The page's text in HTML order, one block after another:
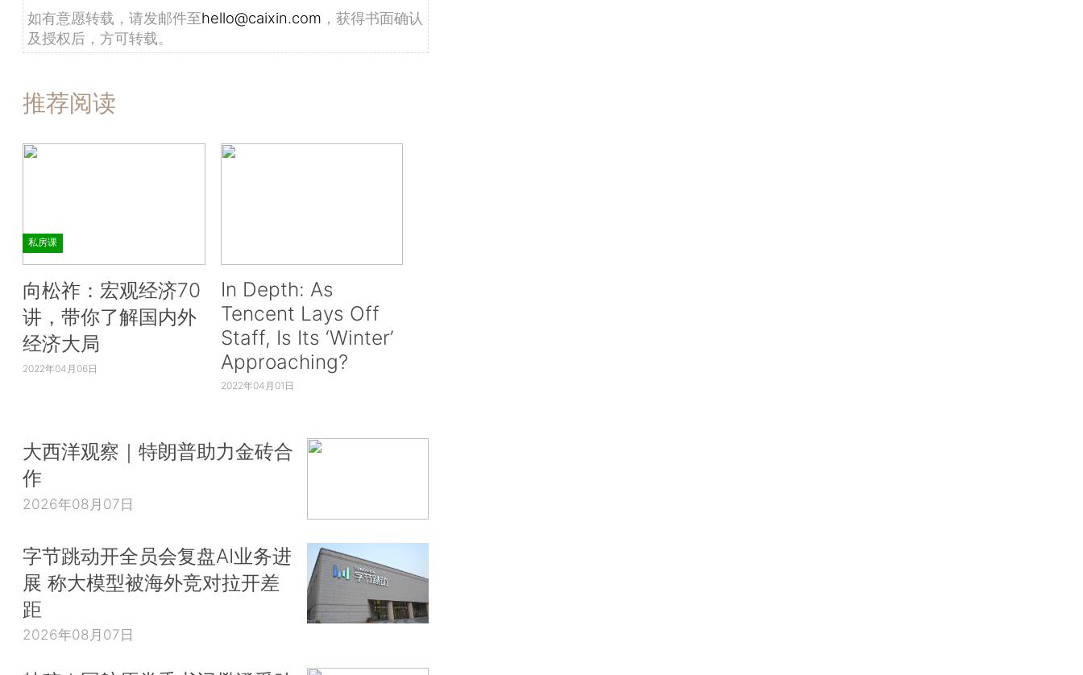
如有意愿转载，请发邮件至hello@caixin.com ，获得书面确认
及授权后，方可转载。
推荐阅读
私房课
向松祚：宏观经济70
讲，带你了解国内外
经济大局
2022年04月06日
In Depth: As
Tencent Lays Off
Staff, Is Its ‘Winter’
Approaching?
2022年04月01日
大西洋观察｜特朗普助力金砖合
作
2026年08月07日
字节跳动开全员会复盘AI业务进
展 称大模型被海外竞对拉开差
距
2026年08月07日